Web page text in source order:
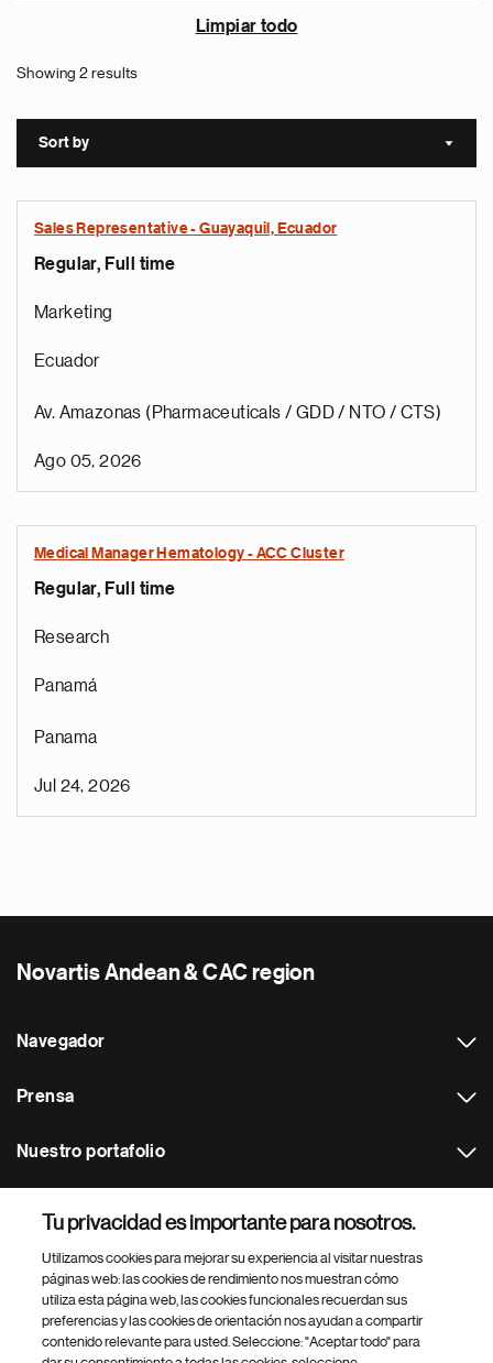
Limpiar todo
Showing 2 results
Sort by Sort
Sales Representative - Guayaquil, Ecuador
Regular, Full time
Marketing
Ecuador
Av. Amazonas (Pharmaceuticals / GDD / NTO / CTS)
Ago 05, 2026
Medical Manager Hematology - ACC Cluster
Regular, Full time
Research
Panamá
Panama
Jul 24, 2026
Novartis Andean & CAC region
Navegador
Prensa
Nuestro portafolio
Footer Site Search
Tu privacidad es importante para nosotros.
Utilizamos cookies para mejorar su experiencia al visitar nuestras
páginas web: las cookies de rendimiento nos muestran cómo
utiliza esta página web, las cookies funcionales recuerdan sus
preferencias y las cookies de orientación nos ayudan a compartir
contenido relevante para usted. Seleccione: "Aceptar todo" para